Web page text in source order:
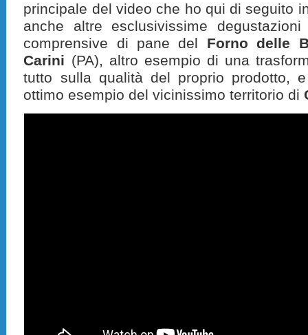
principale del video che ho qui di seguito
anche altre esclusivissime
comprensive di pane del Forno delle
Carini (PA), altro esempio di una
tutto sulla qualità del proprio prodotto,
ottimo esempio del vicinissimo territorio di